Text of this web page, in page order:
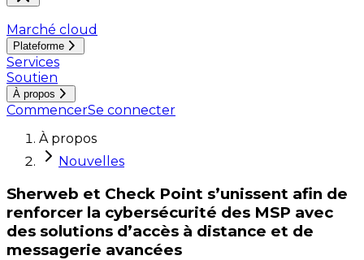
Marché cloud
Plateforme
Services
Soutien
À propos
CommencerSe connecter
À propos
Nouvelles
Sherweb et Check Point s’unissent afin de
renforcer la cybersécurité des MSP avec
des solutions d’accès à distance et de
messagerie avancées